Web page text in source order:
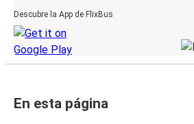
Descubre la App de FlixBus
En esta página